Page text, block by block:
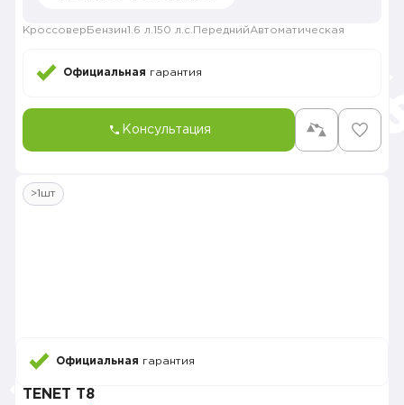
Кроссовер Бензин1.6 л. 150 л.с. ПереднийАвтоматическая
Официальная гарантия
Консультация
>1шт
Официальная гарантия
TENET T8